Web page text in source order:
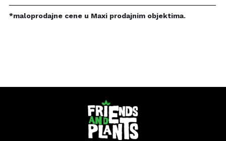
*maloprodajne cene u Maxi prodajnim objektima.